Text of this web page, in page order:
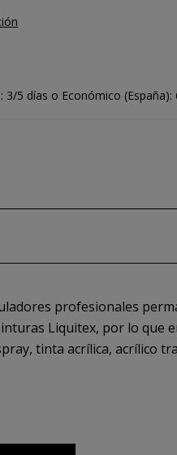
3/5 días o Económico
profesionales
Liquitex, por lo
tinta acrílica, acrílico